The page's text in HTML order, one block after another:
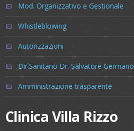
Mod. Organizzativo e Gestionale
Whistleblowing
Autorizzazioni
Dir.Sanitario Dr. Salvatore Germano
Amministrazione trasparente
Clinica Villa Rizzo